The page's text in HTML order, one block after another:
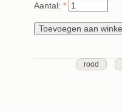
Aantal: *
rood